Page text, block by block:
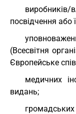
посвідчення або
(Всесвітня
Європейське
медичних
видань;